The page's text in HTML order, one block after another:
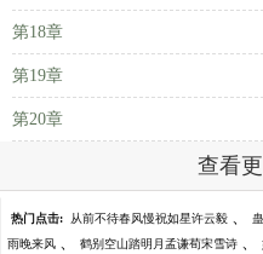
第18章
第19章
第20章
查看
热门点击: 从前不待春风慢祝如星许云毅 、
雨晚来风 、 鹤别空山踏明月孟谦荀宋雪诗 、